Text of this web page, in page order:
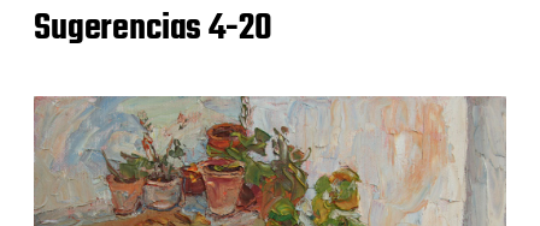
Sugerencias 4-20